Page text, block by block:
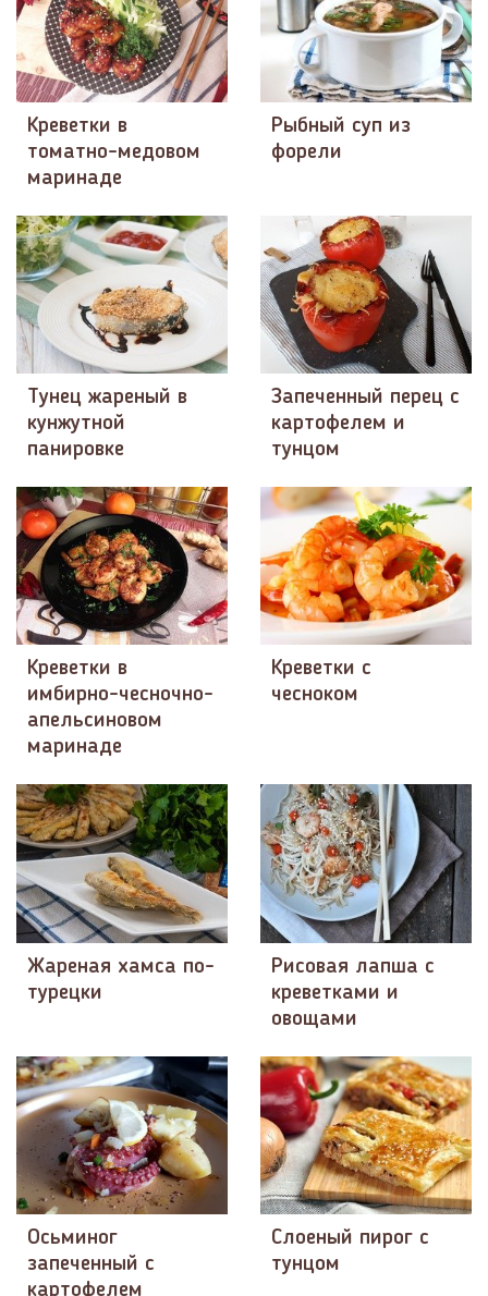
Креветки в
томатно-медовом
маринаде
Рыбный суп из
форели
Тунец жареный в
кунжутной
панировке
Запеченный перец с
картофелем и
тунцом
Креветки в
имбирно-чесночно-
апельсиновом
маринаде
Креветки с
чесноком
Жареная хамса по-
турецки
Рисовая лапша с
креветками и
овощами
Осьминог
запеченный с
картофелем
Слоеный пирог с
тунцом